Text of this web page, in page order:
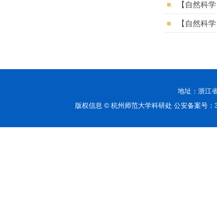
【自然科
【自然科
地址：浙江
版权信息 © 杭州师范大学科研处 公安备案号